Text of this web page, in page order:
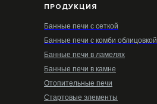
ПРОДУКЦИЯ
Банные печи с сеткой
Банные печи с комби облицовкой
Банные печи в ламелях
Банные печи в камне
Отопительные печи
Стартовые элементы